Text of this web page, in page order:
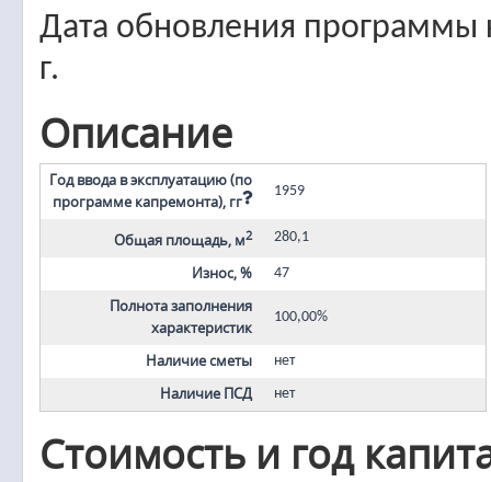
Дата обновления программы
г.
Описание
Год ввода в эксплуатацию (по
программе капремонта), гг
1959
Общая площадь, м2 280,1
Износ, % 47
Полнота заполнения
характеристик
100,00%
Наличие сметы нет
Наличие ПСД нет
Стоимость и год